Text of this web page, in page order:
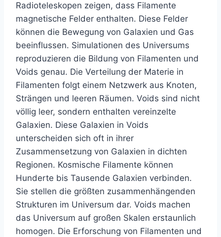
Radioteleskopen zeigen, dass Filamente
magnetische Felder enthalten. Diese Felder
können die Bewegung von Galaxien und Gas
beeinflussen. Simulationen des Universums
reproduzieren die Bildung von Filamenten und
Voids genau. Die Verteilung der Materie in
Filamenten folgt einem Netzwerk aus Knoten,
Strängen und leeren Räumen. Voids sind nicht
völlig leer, sondern enthalten vereinzelte
Galaxien. Diese Galaxien in Voids
unterscheiden sich oft in ihrer
Zusammensetzung von Galaxien in dichten
Regionen. Kosmische Filamente können
Hunderte bis Tausende Galaxien verbinden.
Sie stellen die größten zusammenhängenden
Strukturen im Universum dar. Voids machen
das Universum auf großen Skalen erstaunlich
homogen. Die Erforschung von Filamenten und